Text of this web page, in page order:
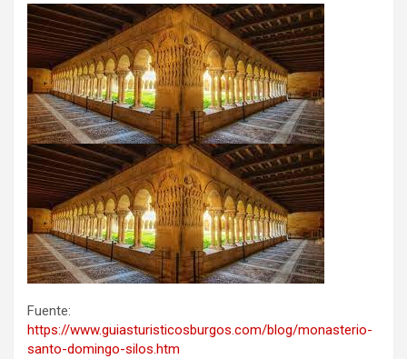
Fuente:
https://www.guiasturisticosburgos.com/blog/monasterio-
santo-domingo-silos.htm